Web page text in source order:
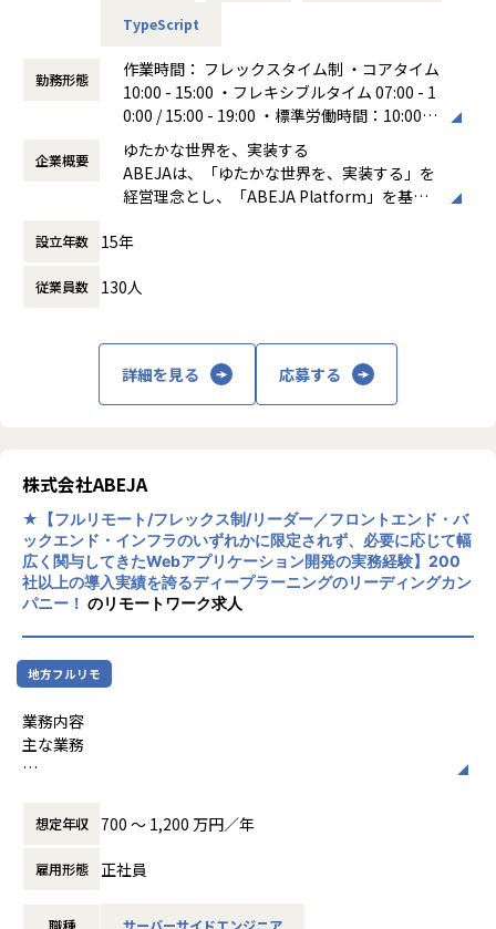
企業の「知能資産」を創り出す高付加価値な役割：単なるツ
の競争力を底上げする「デジタル知能資産」へと昇華させま
身に付く・期待する、知識・スキル・能力
投資対効果（ROI）の設計と成果コミット力：曖昧な課題を
テクノロジーで解決できるよう言語化、分解し、▲30?50%
のコスト削減といった定量成果まで描き、完遂する力が身に
不確実性を制御する次世代型PMスキル：AI開発特有の不確実
功へ導く、マネジメント能力が習得できます 。
体を「自律型バックオフィス」へ進化させる調整・交渉力が
現場に密着し、熟練者の思考や業務プロセスを深掘りするこ
とで、ボトルネックを体感レベルで特定します。
AI前提の業務プロセス再設計（Redesign）
既存業務の自動化に留まらず、AIが自律的に判断・代替案を
提示することを前提とした、攻めの業務フローを構築しま
す。
プロトタイプ実装と全社展開への仕組み化
現場の反応を見ながら即座に機能を改修し、成功モデルを他
部門でも再現可能な「デジタル知能資産」としてパッケージ
化します。
※業務内容の変更の範囲：当社業務全般
【業務の変更の範囲】
社内のリソース状況やプロジェクトの優先度に応じて、PMと
リードエンジニアが実装に集中するための進行・調整業務の
巻き取り
プロジェクト横断での状況整理、優先度調整、関係者間の調
プロジェクトの局面や体制に応じた、リードエンジニア的な
技術的な判断が滞らないための意思決定支援
実装方針や品質に関するレビュー・フォロー
必要に応じたハンズオンでの開発への関与
リソースが逼迫しているプロジェクトにおける一時的な実装
ための直接的な支援（基本的には開発メンバーに実装を依頼
しつつ、あくまで状況に応じた関与を想定しています）
顧客案件の中核に入り、 技術観点でのデリバリー責任を持つ
PM としてプロジェクトを推進する経験を積むことができま
す
ビジネスサイドPMと並列で協働し、技術とビジネスの境界
を設計・調整する立場を担えます
本ロールは 1人目のエンジニアリングPM であり、実際の動き
志向や成果次第では、エンジニアリングPMの増員・育成を
るマネジャー的な役割 へとキャリアを広げていく選択肢もあ
ります
＜事業・プロジェクトの背景＞
システム開発部では、顧客への提案・プリセールス段階での
見積やシステム設計から、実際の開発、リリース後の運用・
保守までを一気通貫で担っています。特定の下請け的な立場
TypeScript
勤務形態
作業時間： フレックスタイム制 ・コアタイム
10:00 - 15:00 ・フレキシブルタイム 07:00 - 1
0:00 / 15:00 - 19:00 ・標準労働時間：10:00 -
19:00 （休憩60分）
働き方：フレックス制（コアタイムあり）
時間外労働の有無： 有（月平均20時間）
休憩時間： 60分
企業概要
ゆたかな世界を、実装する
ABEJAは、「ゆたかな世界を、実装する」を
経営理念とし、「ABEJA Platform」を基盤
ビジネスの継続的な収益成長の実現に伴走す
しています。2012年の創業時よりABEJA Pla
変革をABEJA Platform上で実現してきまし
た。
設立年数 15年
従業員数 130人
詳細を見る 応募する
株式会社ABEJA
★【フルリモート/フレックス制/リーダー／フロントエンド・バ
ックエンド・インフラのいずれかに限定されず、必要に応じて幅
広く関与してきたWebアプリケーション開発の実務経験】200
社以上の導入実績を誇るディープラーニングのリーディングカン
パニー！ のリモートワーク求人
地方フルリモ
業務内容
主な業務
計・実装・レビューを通じて価値創出に貢献する
当社のプロジェクトデリバリーの進め方や開発プロセスを理
解し、チームの一員として成果を創出する
実務を通じてチームメンバーとの信頼関係を構築し、開発現
想定年収 700 〜 1,200 万円／年
雇用形態 正社員